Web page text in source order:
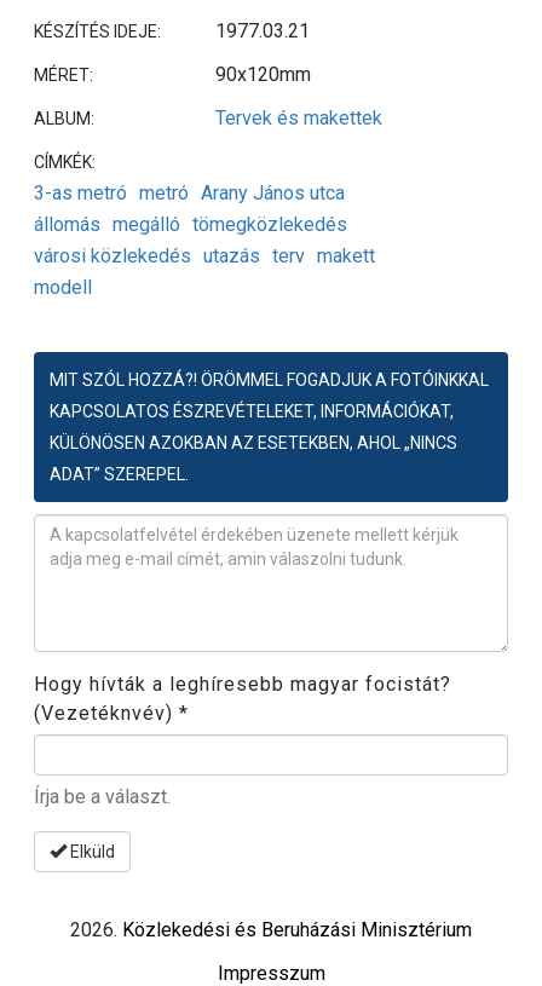
KÉSZÍTÉS IDEJE: 1977.03.21
MÉRET: 90x120mm
ALBUM: Tervek és makettek
CÍMKÉK:
3-as metró metró Arany János utca
állomás megálló tömegközlekedés
városi közlekedés utazás terv makett
modell
MIT SZÓL HOZZÁ?! ÖRÖMMEL FOGADJUK A FOTÓINKKAL
KAPCSOLATOS ÉSZREVÉTELEKET, INFORMÁCIÓKAT,
KÜLÖNÖSEN AZOKBAN AZ ESETEKBEN, AHOL „NINCS
ADAT” SZEREPEL.
Hogy hívták a leghíresebb magyar focistát?
(Vezetéknvév) *
Írja be a választ.
Elküld
2026. Közlekedési és Beruházási Minisztérium
Impresszum